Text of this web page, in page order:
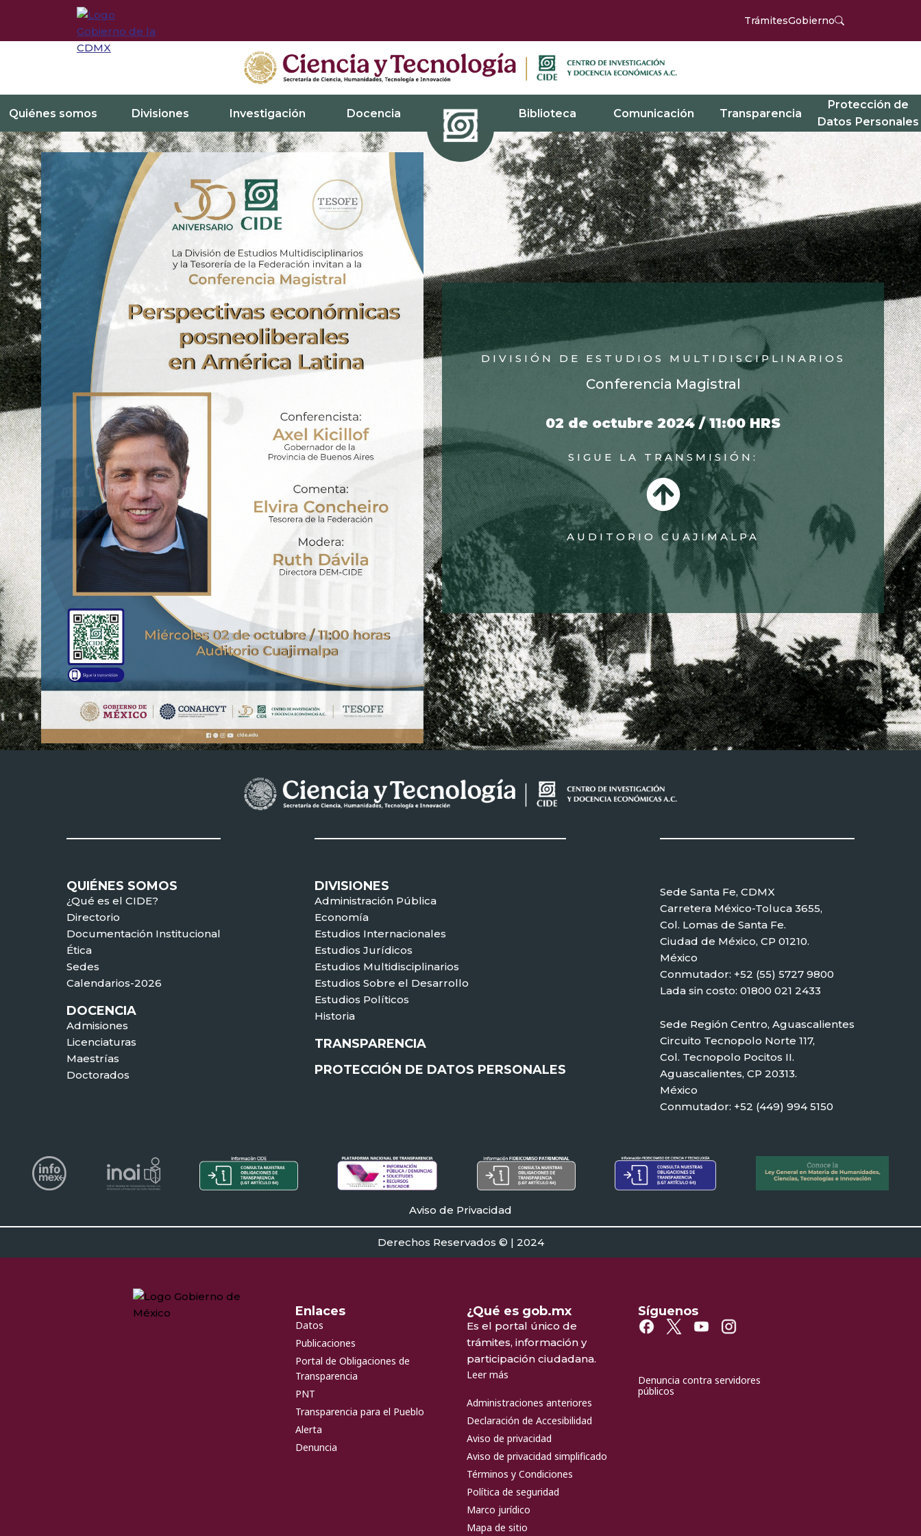
TrámitesGobierno
Quiénes somos Divisiones Investigación Docencia Biblioteca Comunicación Transparencia
Protección de
Datos Personales
DIVISIÓN DE ESTUDIOS MULTIDISCIPLINARIOS
Conferencia Magistral
02 de octubre 2024 / 11:00 HRS
SIGUE LA TRANSMISIÓN:
AUDITORIO CUAJIMALPA
QUIÉNES SOMOS
¿Qué es el CIDE?
Directorio
Documentación Institucional
Ética
Sedes
Calendarios-2026
DOCENCIA
Admisiones
Licenciaturas
Maestrías
Doctorados
DIVISIONES
Administración Pública
Economía
Estudios Internacionales
Estudios Jurídicos
Estudios Multidisciplinarios
Estudios Sobre el Desarrollo
Estudios Políticos
Historia
TRANSPARENCIA
PROTECCIÓN DE DATOS PERSONALES
Sede Santa Fe, CDMX
Carretera México-Toluca 3655,
Col. Lomas de Santa Fe.
Ciudad de México, CP 01210.
México
Conmutador: +52 (55) 5727 9800
Lada sin costo: 01800 021 2433
Sede Región Centro, Aguascalientes
Circuito Tecnopolo Norte 117,
Col. Tecnopolo Pocitos II.
Aguascalientes, CP 20313.
México
Conmutador: +52 (449) 994 5150
Aviso de Privacidad
Derechos Reservados © | 2024
Enlaces
Datos
Publicaciones
Portal de Obligaciones de
Transparencia
PNT
Transparencia para el Pueblo
Alerta
Denuncia
¿Qué es gob.mx
Es el portal único de
trámites, información y
participación ciudadana.
Leer más
Administraciones anteriores
Declaración de Accesibilidad
Aviso de privacidad
Aviso de privacidad simplificado
Términos y Condiciones
Política de seguridad
Marco jurídico
Mapa de sitio
Síguenos
Denuncia contra servidores
públicos